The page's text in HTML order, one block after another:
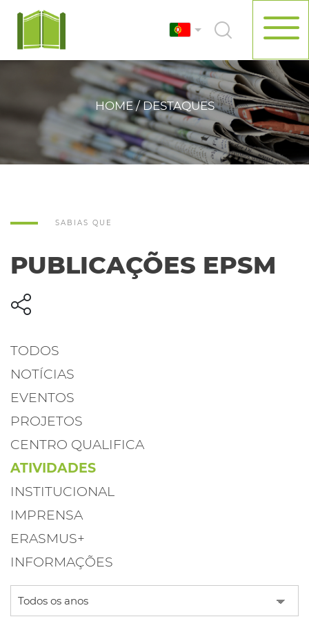
HOME / DESTAQUES
SABIAS QUE
PUBLICAÇÕES EPSM
TODOS
NOTÍCIAS
EVENTOS
PROJETOS
CENTRO QUALIFICA
ATIVIDADES
INSTITUCIONAL
IMPRENSA
ERASMUS+
INFORMAÇÕES